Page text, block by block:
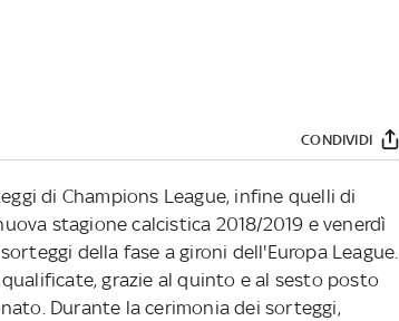
CONDIVIDI
di Champions League, infine quelli di
stagione calcistica 2018/2019 e venerdì
della fase a gironi dell'Europa League.
grazie al quinto e al sesto posto
Durante la cerimonia dei sorteggi,